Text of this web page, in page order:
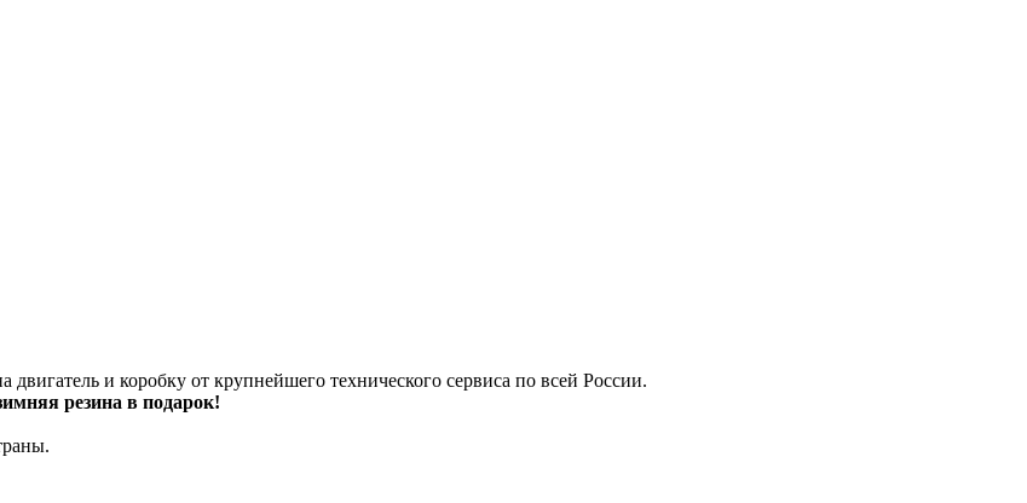
и коробку от крупнейшего технического сервиса по всей России.
резина в подарок!